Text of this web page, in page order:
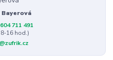
711 491
16 hod.)